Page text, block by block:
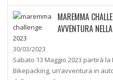
MAREMMA
AVVENTURA
30/03/2023
Sabato 13 Maggio 2023 partirà
Bikepacking, un’avventura in